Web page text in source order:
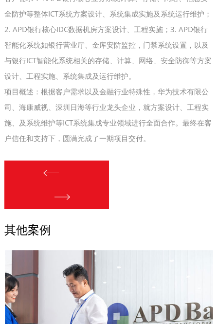
全防护等整体ICT系统方案设计、系统集成实施及系统运行维护；
2. APD银行核心IDC数据机房方案设计、工程实施；3. APD银行
智能化系统如银行营业厅、金库安防监控，门禁系统设置，以及
与银行ICT智能化系统相关的存储、计算、网络、安全防御等方案
设计、工程实施、系统集成及运行维护。
项目概述：根据客户需求以及金融行业特殊性，华为技术有限公
司、海康威视、深圳日海等行业龙头企业，就方案设计、工程实
施、及系统维护等ICT系统集成专业领域进行全面合作。最终在客
户信任和支持下，圆满完成了一期项目交付。
其他案例